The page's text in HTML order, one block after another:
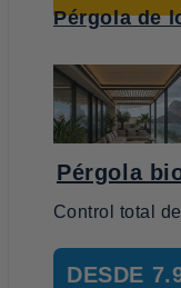
Pérgola de
Pérgola
Control total
DESDE